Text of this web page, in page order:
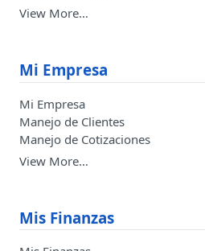
View More…
Mi Empresa
Mi Empresa
Manejo de Clientes
Manejo de Cotizaciones
View More…
Mis Finanzas